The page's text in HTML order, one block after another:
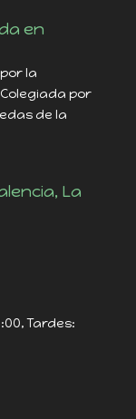
en
la
por
de la
La
Tardes: